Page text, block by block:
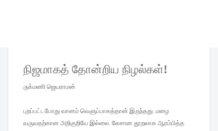
நிஜமாகத் தோன்றிய நிழல்கள்!
ருக்மணி ஜெயராமன்
புறப்பட்டபோது வானம் வெளுப்பாகத்தான் இருந்தது. மழை
வருவதற்கான அறிகுறியே இல்லை. லேசான தூறலாக ஆரம்பித்த